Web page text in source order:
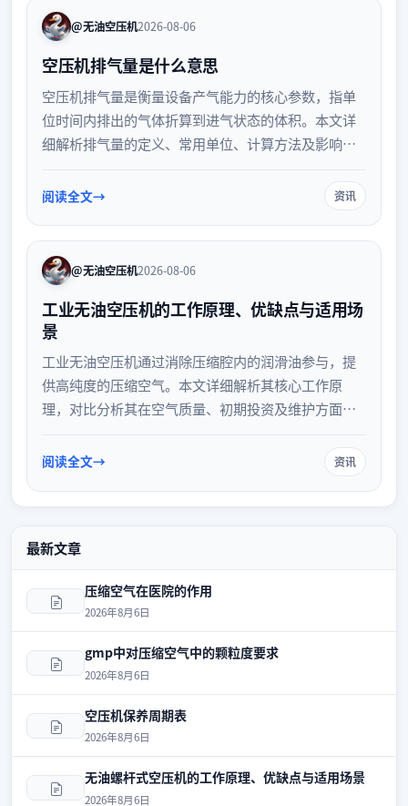
@无油空压机2026-08-06
空压机排气量是什么意思
空压机排气量是衡量设备产气能力的核心参数，指单
位时间内排出的气体折算到进气状态的体积。本文详
细解析排气量的定义、常用单位、计算方法及影响因
设备，实现节能降耗与高效生产。
阅读全文 资讯
@无油空压机2026-08-06
工业无油空压机的工作原理、优缺点与适用场
景
工业无油空压机通过消除压缩腔内的润滑油参与，提
供高纯度的压缩空气。本文详细解析其核心工作原
理，对比分析其在空气质量、初期投资及维护方面的
洁净度要求严苛领域的适用场景，为企业设备选型提
阅读全文 资讯
最新文章
压缩空气在医院的作用
2026年8月6日
gmp中对压缩空气中的颗粒度要求
2026年8月6日
空压机保养周期表
2026年8月6日
无油螺杆式空压机的工作原理、优缺点与适用场景
2026年8月6日